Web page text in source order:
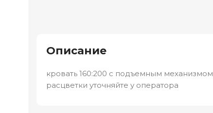
Описание
кровать 160:200 с подъемным механизмом
расцветки уточняйте у оператора